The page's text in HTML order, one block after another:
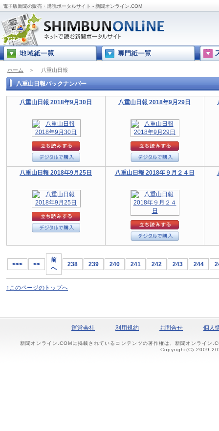
電子版新聞の販売・購読ポータルサイト - 新聞オンライン.COM
ホーム ＞ 八重山日報
八重山日報バックナンバー
八重山日報 2018年9月30日 八重山日報 2018年9月29日
八重山日報 2018年9月25日 八重山日報 2018年９月２４日
<<< <<
前
へ
238 239 240 241 242 243 244
↑このページのトップへ
運営会社 利用規約 お問合せ 個人
新聞オンライン.COMに掲載されているコンテンツの著作権は、新聞オンライン
Copyright(C) 2009-